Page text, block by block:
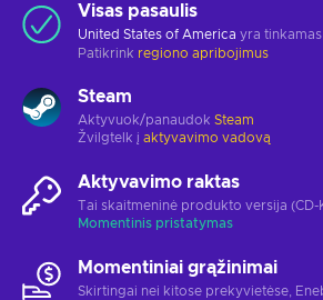
Visas pasaulis
United States of America yra
Patikrink regiono apribojimus
Steam
Aktyvuok/panaudok Steam
Žvilgtelk į aktyvavimo vadovą
Aktyvavimo raktas
Tai skaitmeninė produkto versija (CD-
Momentinis pristatymas
Momentiniai grąžinimai
Skirtingai nei kitose prekyvietėse,